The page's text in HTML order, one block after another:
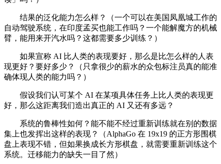
结果的泛化能力怎么样？（一个可以在美国凤凰城工作的
自动驾驶系统，在印度孟买也能工作吗？一个能解魔方的机械
臂，能用来开汽水吗？这都需要多少训练？）
如果宣称 AI 比人类的表现要好，那么是比怎么样的人表
现更好？要好多少？（只拿很少的薪水的众包标注员真的能准
确体现人类的能力吗？）
假设我们认可某个 AI 在某项具体任务上比人类的表现更
好，那么这距离我们造出真正的 AI 又还有多远？
系统的鲁棒性如何？能不能不经过重新训练就在别的数据
集上也发挥出这样的表现？（AlphaGo 在 19x19 的正方形围棋
盘上表现不错，但如果换成长方形棋盘，就需要重新训练这个
系统。迁移能力的缺失一目了然）